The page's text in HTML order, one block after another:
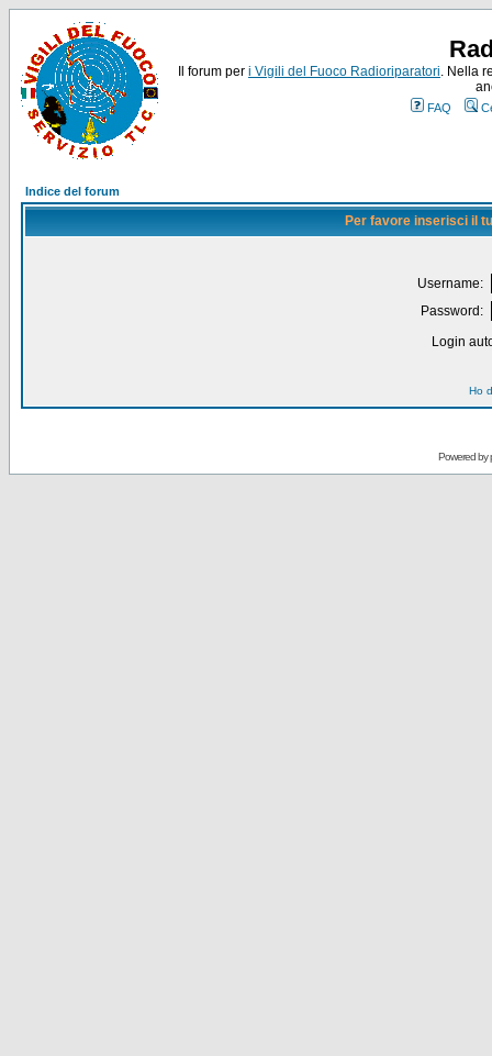
Il forum per i Vigili del Fuoco Radioriparatori. Nella
FAQ
Indice del forum
Per favore inserisci il
Username:
Password:
Login
Ho
Powered by